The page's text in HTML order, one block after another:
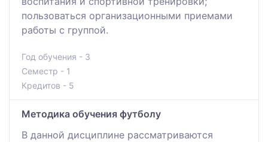
пользоваться организационными приемами
работы с группой.
Год обучения - 3
Семестр - 1
Кредитов - 5
Методика обучения футболу
В данной дисциплине рассматриваются